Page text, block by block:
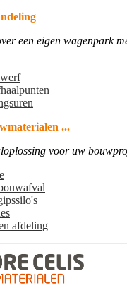
een eigen wagenpark
...
voor uw
afdeling